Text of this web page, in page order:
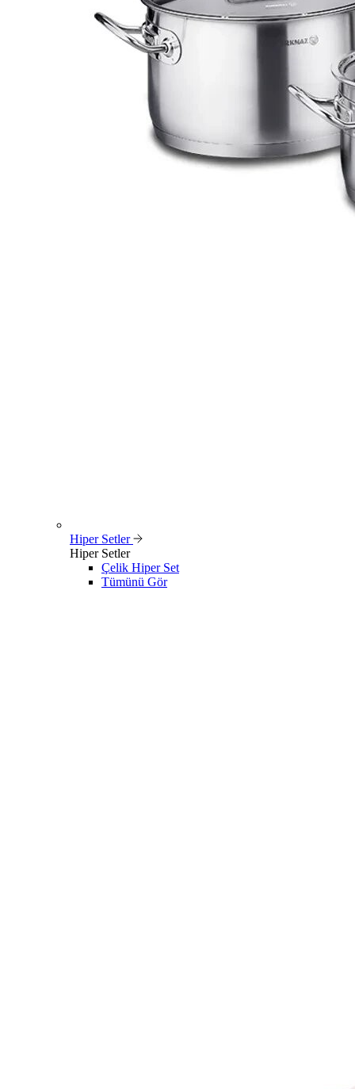
Hiper Setler
Hiper Setler
Çelik Hiper Set
Tümünü Gör